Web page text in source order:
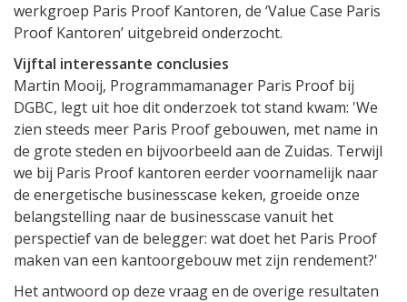
werkgroep Paris Proof Kantoren, de ‘Value Case Paris
Proof Kantoren’ uitgebreid onderzocht.
Vijftal interessante conclusies
Martin Mooij, Programmamanager Paris Proof bij
DGBC, legt uit hoe dit onderzoek tot stand kwam: 'We
zien steeds meer Paris Proof gebouwen, met name in
de grote steden en bijvoorbeeld aan de Zuidas. Terwijl
we bij Paris Proof kantoren eerder voornamelijk naar
de energetische businesscase keken, groeide onze
belangstelling naar de businesscase vanuit het
perspectief van de belegger: wat doet het Paris Proof
maken van een kantoorgebouw met zijn rendement?'
Het antwoord op deze vraag en de overige resultaten